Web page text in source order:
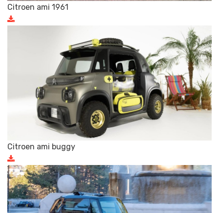
Citroen ami 1961
Citroen ami buggy